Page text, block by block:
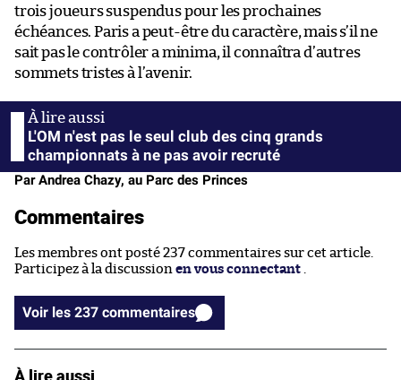
trois joueurs suspendus pour les prochaines
échéances. Paris a peut-être du caractère, mais s’il ne
sait pas le contrôler a minima, il connaîtra d’autres
sommets tristes à l’avenir.
L'OM n'est pas le seul club des cinq grands
championnats à ne pas avoir recruté
Par Andrea Chazy, au Parc des Princes
Commentaires
Les membres ont posté 237 commentaires sur cet article.
Participez à la discussion en vous connectant .
Voir les 237 commentaires
À lire aussi